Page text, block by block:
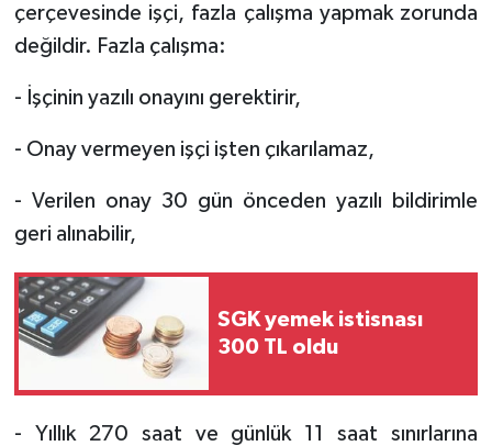
çerçevesinde işçi, fazla çalışma yapmak zorunda
değildir. Fazla çalışma:
- İşçinin yazılı onayını gerektirir,
- Onay vermeyen işçi işten çıkarılamaz,
- Verilen onay 30 gün önceden yazılı bildirimle
geri alınabilir,
SGK yemek istisnası
300 TL oldu
- Yıllık 270 saat ve günlük 11 saat sınırlarına